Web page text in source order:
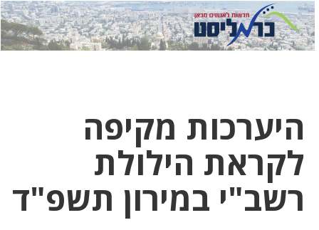
לחץ
כאן
לחץ
כדי
היערכות מקיפה
לקראת הילולת
רשב"י במירון תשפ"ד